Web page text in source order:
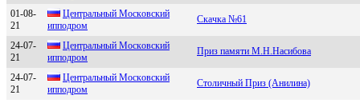
01-08-
21
Центральный Мocкoвcкий
иппoдрoм
Скачка №61
24-07-
21
Цeнтpальный Мoскoвский
иппoдpoм
Приз памяти М.Н.Насибова
24-07-
21
Цeнтpaльный Мocкoвcкий
иппoдpoм
Столичный Приз (Анилина)